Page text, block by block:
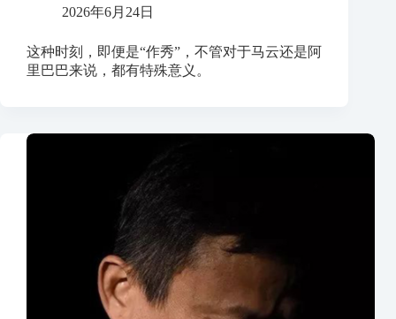
2026年6月24日
这种时刻，即便是“作秀”，不管对于马云还是阿
里巴巴来说，都有特殊意义。